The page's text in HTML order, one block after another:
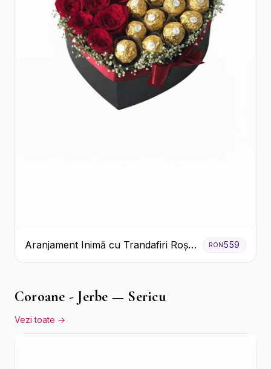
Aranjament Inimă cu Trandafiri Roșii
și Ciocolată Ferrero Rocher
RON559
Coroane - Jerbe — Sericu
Vezi toate →